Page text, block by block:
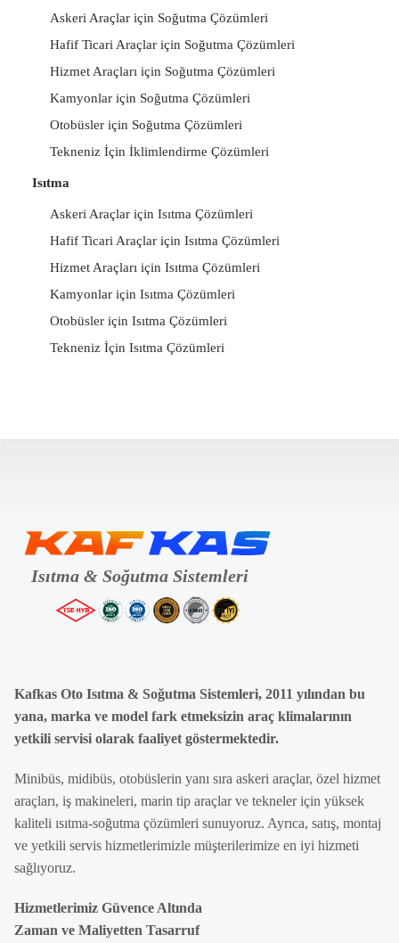
Askeri Araçlar için Soğutma Çözümleri
Hafif Ticari Araçlar için Soğutma Çözümleri
Hizmet Araçları için Soğutma Çözümleri
Kamyonlar için Soğutma Çözümleri
Otobüsler için Soğutma Çözümleri
Tekneniz İçin İklimlendirme Çözümleri
Isıtma
Askeri Araçlar için Isıtma Çözümleri
Hafif Ticari Araçlar için Isıtma Çözümleri
Hizmet Araçları için Isıtma Çözümleri
Kamyonlar için Isıtma Çözümleri
Otobüsler için Isıtma Çözümleri
Tekneniz İçin Isıtma Çözümleri
Kafkas Oto Isıtma & Soğutma Sistemleri, 2011 yılından bu
yana, marka ve model fark etmeksizin araç klimalarının
yetkili servisi olarak faaliyet göstermektedir.
Minibüs, midibüs, otobüslerin yanı sıra askeri araçlar, özel hizmet
araçları, iş makineleri, marin tip araçlar ve tekneler için yüksek
kaliteli ısıtma-soğutma çözümleri sunuyoruz. Ayrıca, satış, montaj
ve yetkili servis hizmetlerimizle müşterilerimize en iyi hizmeti
sağlıyoruz.
Hizmetlerimiz Güvence Altında
Zaman ve Maliyetten Tasarruf